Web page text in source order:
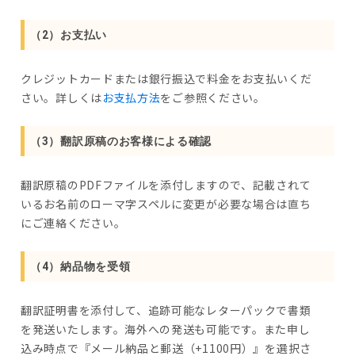
（2）お支払い
クレジットカードまたは銀行振込で料金をお支払いくだ
さい。詳しくはお支払方法をご参照ください。
（3）翻訳原稿のお客様による確認
翻訳原稿のPDFファイルを添付しますので、記載されて
いるお名前のローマ字スペルに変更が必要な場合は直ち
にご連絡ください。
（4）納品物を受領
翻訳証明書を添付して、追跡可能なレターパックで書類
を発送いたします。海外への発送も可能です。また申し
込み時点で『メール納品と郵送（+1100円）』を選択さ